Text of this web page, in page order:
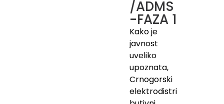
/ADMS
-FAZA 1
Kako je
javnost
uveliko
upoznata,
Crnogorski
elektrodistri